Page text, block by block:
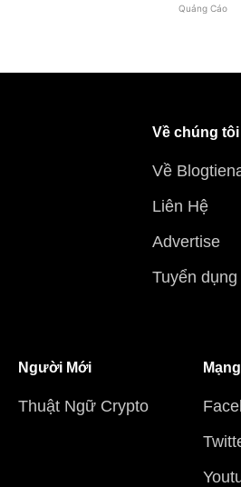
Quảng Cáo
Về chúng tôi
Về
Liên Hệ
Advertise
Tuyển dụng
Người Mới
Thuật Ngữ Crypto